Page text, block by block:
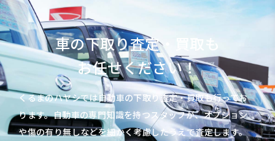
車の下取り査定・買取も
お任せください！
くるまのハヤシでは自動車の下取り査定・買取も行ってお
ります。自動車の専門知識を持つスタッフが、オプション
や傷の有り無しなどを細かく考慮したうえで査定します。